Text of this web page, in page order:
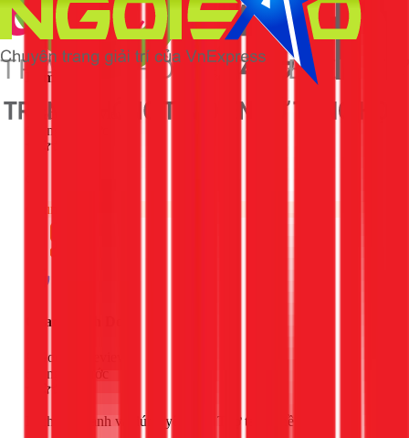
Lam
Google Review
3 ngày trước
Chung
Quang Vinh Do
Google Review
4 ngày trước
Dịch vụ nhanh và đúng yêu cầu. Thợ tay nghề giỏi